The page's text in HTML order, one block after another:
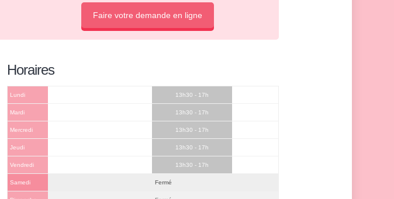
Faire votre demande en ligne
Horaires
Lundi 13h30 - 17h
Mardi 13h30 - 17h
Mercredi 13h30 - 17h
Jeudi 13h30 - 17h
Vendredi 13h30 - 17h
Samedi Fermé